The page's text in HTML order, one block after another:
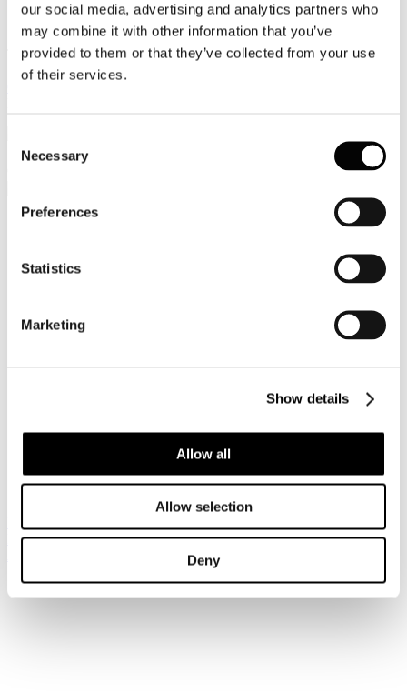
our social media, advertising and analytics partners who
may combine it with other information that you’ve
provided to them or that they’ve collected from your use
of their services.
Selection
Necessary
Preferences
Statistics
Marketing
Show details
Allow all
Allow selection
Deny
Contatti
Tel. +39 320 57 80 986
Email segreteria@federturismo.it
Credits
Home
Risparmia con le nostre convenzioni